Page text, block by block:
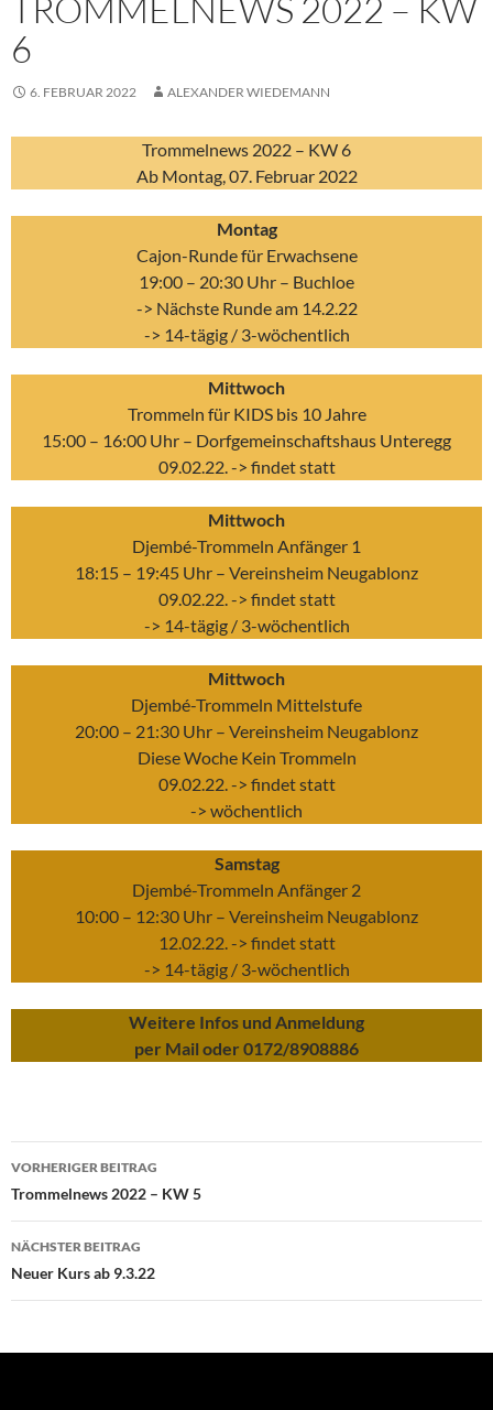
6
6. FEBRUAR 2022 ALEXANDER WIEDEMANN
Trommelnews 2022 – KW 6
Ab Montag, 07. Februar 2022
Montag
Cajon-Runde für Erwachsene
19:00 – 20:30 Uhr – Buchloe
-> Nächste Runde am 14.2.22
-> 14-tägig / 3-wöchentlich
Mittwoch
Trommeln für KIDS bis 10 Jahre
15:00 – 16:00 Uhr – Dorfgemeinschaftshaus Unteregg
09.02.22. -> findet statt
Mittwoch
Djembé-Trommeln Anfänger 1
18:15 – 19:45 Uhr – Vereinsheim Neugablonz
09.02.22. -> findet statt
-> 14-tägig / 3-wöchentlich
Mittwoch
Djembé-Trommeln Mittelstufe
20:00 – 21:30 Uhr – Vereinsheim Neugablonz
Diese Woche Kein Trommeln
09.02.22. -> findet statt
-> wöchentlich
Samstag
Djembé-Trommeln Anfänger 2
10:00 – 12:30 Uhr – Vereinsheim Neugablonz
12.02.22. -> findet statt
-> 14-tägig / 3-wöchentlich
Weitere Infos und Anmeldung
per Mail oder 0172/8908886
Beitragsnavigation
VORHERIGER BEITRAG
Trommelnews 2022 – KW 5
NÄCHSTER BEITRAG
Neuer Kurs ab 9.3.22